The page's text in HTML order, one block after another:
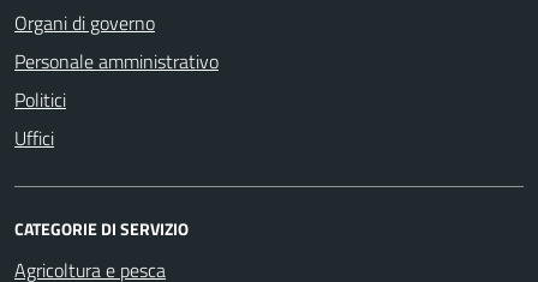
Organi di governo
Personale amministrativo
Politici
Uffici
CATEGORIE DI SERVIZIO
Agricoltura e pesca